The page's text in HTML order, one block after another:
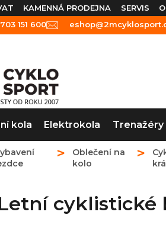
KAMENNÁ PRODEJNA SERVIS
703 151 600
kola Elektrokola Trenažéry
Oblečení na
kolo
cyklistické